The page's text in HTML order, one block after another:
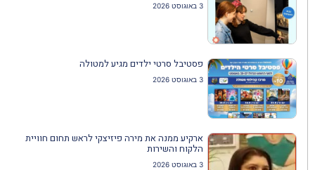
3 באוגוסט 2026
פסטיבל סרטי ילדים מגיע למטולה
3 באוגוסט 2026
ארקיע ממנה את מירה פיזיצקי לראש תחום חוויית
הלקוח והשירות
3 באוגוסט 2026